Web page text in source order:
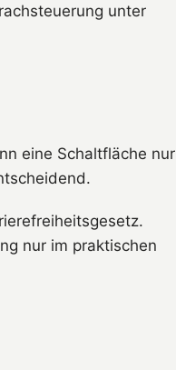
unter
eine Schaltfläche nur
nur im praktischen